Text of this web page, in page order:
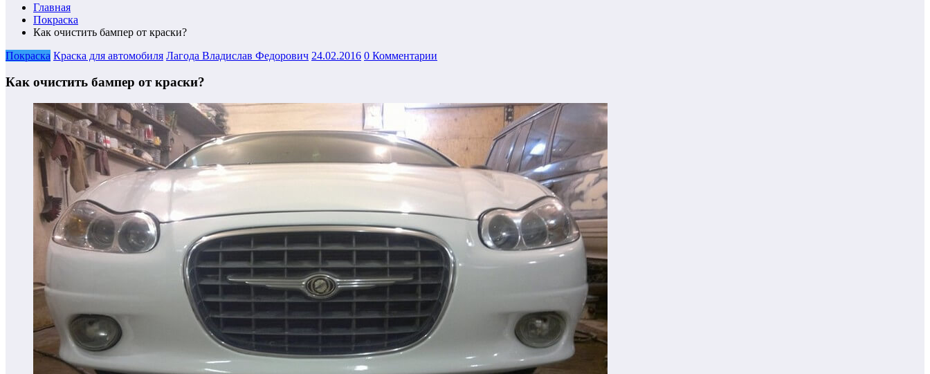
Главная
Покраска
Как очистить бампер от краски?
Покраска Краска для автомобиля Лагода Владислав Федорович 24.02.2016 0 Комментарии
Как очистить бампер от краски?